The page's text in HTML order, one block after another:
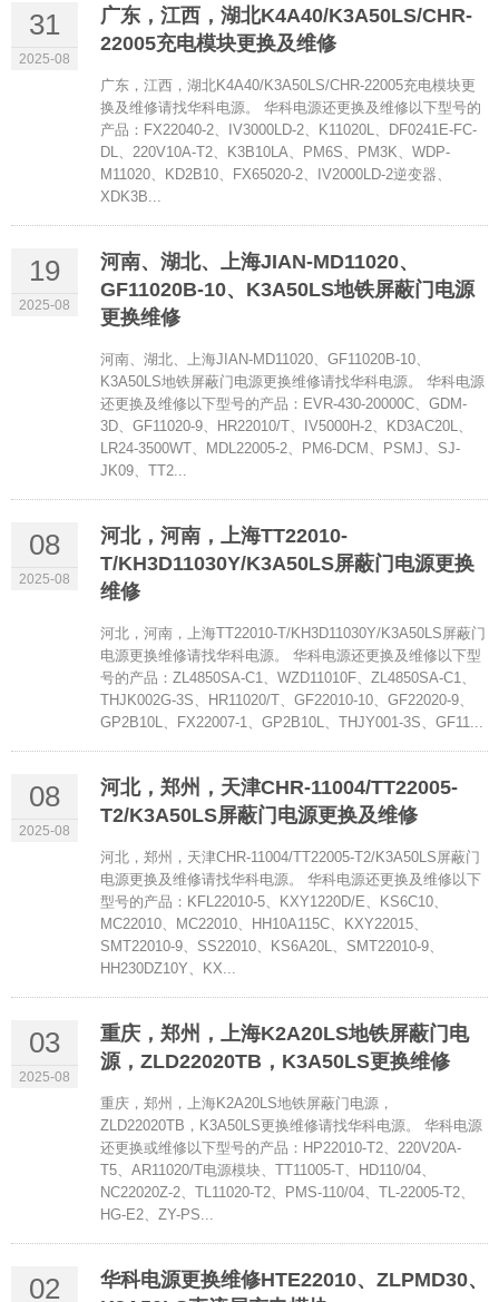
31
2025-08
广东，江西，湖北K4A40/K3A50LS/CHR-
22005充电模块更换及维修
广东，江西，湖北K4A40/K3A50LS/CHR-22005充电模块更
换及维修请找华科电源。 华科电源还更换及维修以下型号的
产品：FX22040-2、IV3000LD-2、K11020L、DF0241E-FC-
DL、220V10A-T2、K3B10LA、PM6S、PM3K、WDP-
M11020、KD2B10、FX65020-2、IV2000LD-2逆变器、
XDK3B...
19
2025-08
河南、湖北、上海JIAN-MD11020、
GF11020B-10、K3A50LS地铁屏蔽门电源
更换维修
河南、湖北、上海JIAN-MD11020、GF11020B-10、
K3A50LS地铁屏蔽门电源更换维修请找华科电源。 华科电源
还更换及维修以下型号的产品：EVR-430-20000C、GDM-
3D、GF11020-9、HR22010/T、IV5000H-2、KD3AC20L、
LR24-3500WT、MDL22005-2、PM6-DCM、PSMJ、SJ-
JK09、TT2...
08
2025-08
河北，河南，上海TT22010-
T/KH3D11030Y/K3A50LS屏蔽门电源更换
维修
河北，河南，上海TT22010-T/KH3D11030Y/K3A50LS屏蔽门
电源更换维修请找华科电源。 华科电源还更换及维修以下型
号的产品：ZL4850SA-C1、WZD11010F、ZL4850SA-C1、
THJK002G-3S、HR11020/T、GF22010-10、GF22020-9、
GP2B10L、FX22007-1、GP2B10L、THJY001-3S、GF11...
08
2025-08
河北，郑州，天津CHR-11004/TT22005-
T2/K3A50LS屏蔽门电源更换及维修
河北，郑州，天津CHR-11004/TT22005-T2/K3A50LS屏蔽门
电源更换及维修请找华科电源。 华科电源还更换及维修以下
型号的产品：KFL22010-5、KXY1220D/E、KS6C10、
MC22010、MC22010、HH10A115C、KXY22015、
SMT22010-9、SS22010、KS6A20L、SMT22010-9、
HH230DZ10Y、KX...
03
2025-08
重庆，郑州，上海K2A20LS地铁屏蔽门电
源，ZLD22020TB，K3A50LS更换维修
重庆，郑州，上海K2A20LS地铁屏蔽门电源，
ZLD22020TB，K3A50LS更换维修请找华科电源。 华科电源
还更换或维修以下型号的产品：HP22010-T2、220V20A-
T5、AR11020/T电源模块、TT11005-T、HD110/04、
NC22020Z-2、TL11020-T2、PMS-110/04、TL-22005-T2、
HG-E2、ZY-PS...
02
华科电源更换维修HTE22010、ZLPMD30、